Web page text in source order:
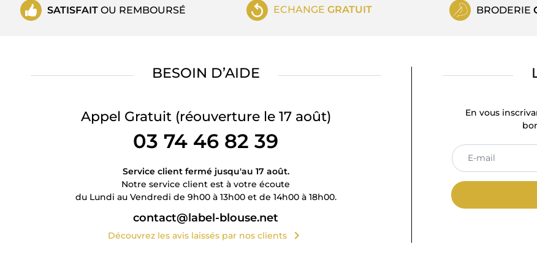
SATISFAIT OU REMBOURSÉ ECHANGE GRATUIT BRODERIE
BESOIN D’AIDE
Appel Gratuit (réouverture le 17 août)
03 74 46 82 39
Service client fermé jusqu'au 17 août.
Notre service client est à votre écoute
du Lundi au Vendredi de 9h00 à 13h00 et de 14h00 à 18h00.
contact@label-blouse.net
Découvrez les avis laissés par nos clients chevron_right
En vous